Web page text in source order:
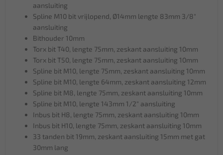
aansluiting
Spline M10 bit vrijlopend, Ø14mm lengte 83mm 3/8"
aansluiting
Bithouder 10mm
Torx bit T40, lengte 75mm, zeskant aansluiting 10mm
Torx bit T50, lengte 75mm, zeskant aansluiting 10mm
Spline bit M10, lengte 75mm, zeskant aansluiting 10mm
Spline bit M10, lengte 64mm, zeskant aansluiting 12mm
Spline bit M8, lengte 75mm, zeskant aansluiting 10mm
Spline bit M10, lengte 143mm 1/2" aansluiting
Inbus bit H8, lengte 75mm, zeskant aansluiting 10mm
Inbus bit H10, lengte 75mm, zeskant aansluiting 10mm
33 tanden bit 19mm, zeskant aansluiting 15mm met gat
30mm lang